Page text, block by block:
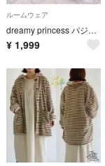
ルームウェア
dreamy princess パジャマ ピンク 上下セット ジェラートピケ
¥ 1,999